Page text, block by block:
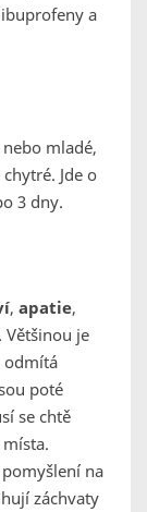
a
mladé,
Jde o
3 dny.
, apatie,
Většinou je
odmítá
poté
se chtě
na
záchvaty